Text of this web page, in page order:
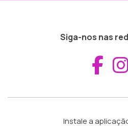
Siga-nos nas
Instale a